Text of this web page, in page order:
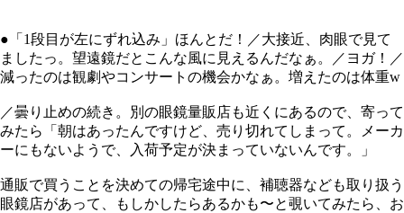
●「1段目が左にずれ込み」ほんとだ！／大接近、肉眼で見て
ましたっ。望遠鏡だとこんな風に見えるんだなぁ。／ヨガ！／
減ったのは観劇やコンサートの機会かなぁ。増えたのは体重w
／曇り止めの続き。別の眼鏡量販店も近くにあるので、寄って
みたら「朝はあったんですけど、売り切れてしまって。メーカ
ーにもないようで、入荷予定が決まっていないんです。」
通販で買うことを決めての帰宅途中に、補聴器なども取り扱う
眼鏡店があって、もしかしたらあるかも〜と覗いてみたら、お